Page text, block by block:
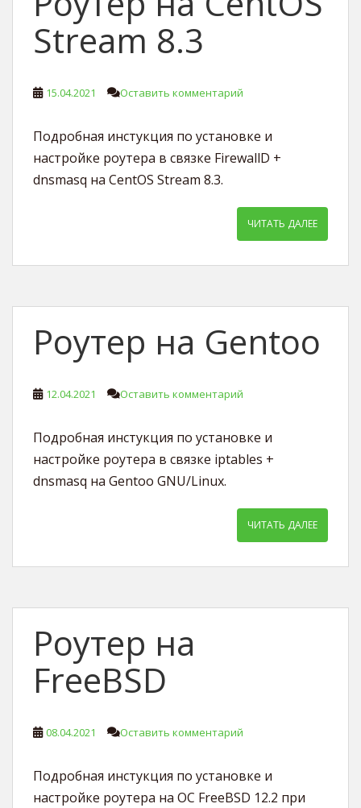
Stream 8.3
15.04.2021 Оставить комментарий
Подробная инстукция по установке и
настройке роутера в связке FirewallD +
dnsmasq на CentOS Stream 8.3.
ЧИТАТЬ ДАЛЕЕ
Роутер на Gentoo
12.04.2021 Оставить комментарий
Подробная инстукция по установке и
настройке роутера в связке iptables +
dnsmasq на Gentoo GNU/Linux.
ЧИТАТЬ ДАЛЕЕ
Роутер на
FreeBSD
08.04.2021 Оставить комментарий
Подробная инстукция по установке и
настройке роутера на ОС FreeBSD 12.2 при